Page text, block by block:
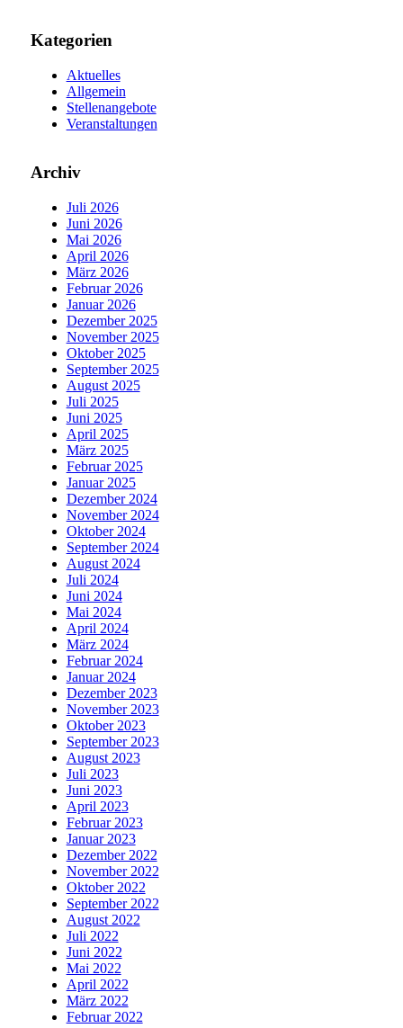
Kategorien
Aktuelles
Allgemein
Stellenangebote
Veranstaltungen
Archiv
Juli 2026
Juni 2026
Mai 2026
April 2026
März 2026
Februar 2026
Januar 2026
Dezember 2025
November 2025
Oktober 2025
September 2025
August 2025
Juli 2025
Juni 2025
April 2025
März 2025
Februar 2025
Januar 2025
Dezember 2024
November 2024
Oktober 2024
September 2024
August 2024
Juli 2024
Juni 2024
Mai 2024
April 2024
März 2024
Februar 2024
Januar 2024
Dezember 2023
November 2023
Oktober 2023
September 2023
August 2023
Juli 2023
Juni 2023
April 2023
Februar 2023
Januar 2023
Dezember 2022
November 2022
Oktober 2022
September 2022
August 2022
Juli 2022
Juni 2022
Mai 2022
April 2022
März 2022
Februar 2022